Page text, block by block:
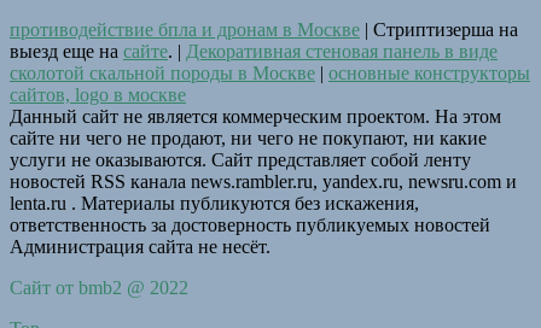
противодействие бпла и дронам в Москве | Стриптизерша на
выезд еще на сайте. | Декоративная стеновая панель в виде
сколотой скальной породы в Москве | основные конструкторы
сайтов, logo в москве
Данный сайт не является коммерческим проектом. На этом
сайте ни чего не продают, ни чего не покупают, ни какие
услуги не оказываются. Сайт представляет собой ленту
новостей RSS канала news.rambler.ru, yandex.ru, newsru.com и
lenta.ru . Материалы публикуются без искажения,
ответственность за достоверность публикуемых новостей
Администрация сайта не несёт.
Сайт от bmb2 @ 2022